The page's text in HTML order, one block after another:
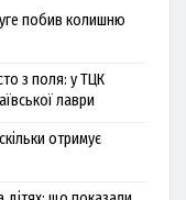
побив колишню
з поля: у ТЦК
лаври
отримує